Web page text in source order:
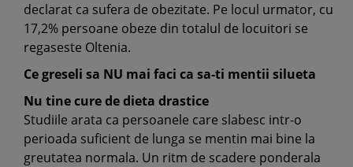
declarat ca sufera de obezitate. Pe locul urmator, cu
17,2% persoane obeze din totalul de locuitori se
regaseste Oltenia.
Ce greseli sa NU mai faci ca sa-ti mentii silueta
Nu tine cure de dieta drastice
Studiile arata ca persoanele care slabesc intr-o
perioada suficient de lunga se mentin mai bine la
greutatea normala. Un ritm de scadere ponderala